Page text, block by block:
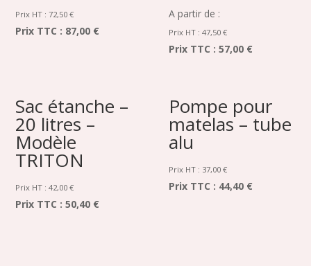
Prix HT : 72,50€
Prix TTC : 87,00 €
A partir de :
Prix HT : 47,50€
Prix TTC : 57,00 €
Sac étanche –
20 litres –
Modèle
TRITON
Prix HT : 42,00€
Prix TTC : 50,40 €
Pompe pour
matelas – tube
alu
Prix HT : 37,00€
Prix TTC : 44,40 €